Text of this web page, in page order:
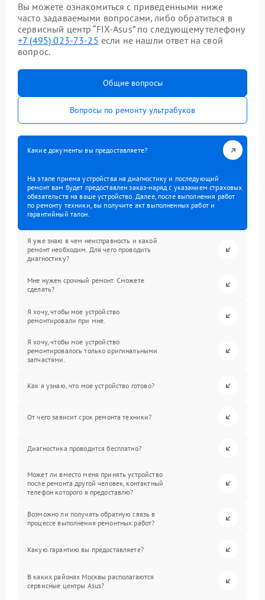
Вы можете ознакомиться с приведенными ниже
часто задаваемыми вопросами, либо обратиться в
сервисный центр “FIX-Asus” по следующему телефону
+7 (495) 023-73-25 если не нашли ответ на свой
вопрос.
Общие вопросы
Вопросы по ремонту ультрабуков
Какие документы вы предоставляете?
На этапе приема устройства на диагностику и последующий
ремонт вам будет предоставлен заказ-наряд с указанием страховых
обязательств на ваше устройство. Далее, после выполнения работ
по ремонту техники, вы получите акт выполненных работ и
гарантийный талон.
Я уже знаю в чем неисправность и какой
ремонт необходим. Для чего проводить
диагностику?
Мне нужен срочный ремонт. Сможете
сделать?
Я хочу, чтобы мое устройство
ремонтировали при мне.
Я хочу, чтобы мое устройство
ремонтировалось только оригинальными
запчастями.
Как я узнаю, что мое устройство готово?
От чего зависит срок ремонта техники?
Диагностика проводится бесплатно?
Может ли вместо меня принять устройство
после ремонта другой человек, контактный
телефон которого я предоставлю?
Возможно ли получать обратную связь в
процессе выполнения ремонтных работ?
Какую гарантию вы предоставляете?
В каких районах Москвы располагаются
сервисные центры Asus?